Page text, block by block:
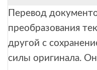
Перевод
преобразования
другой с
силы оригинала.